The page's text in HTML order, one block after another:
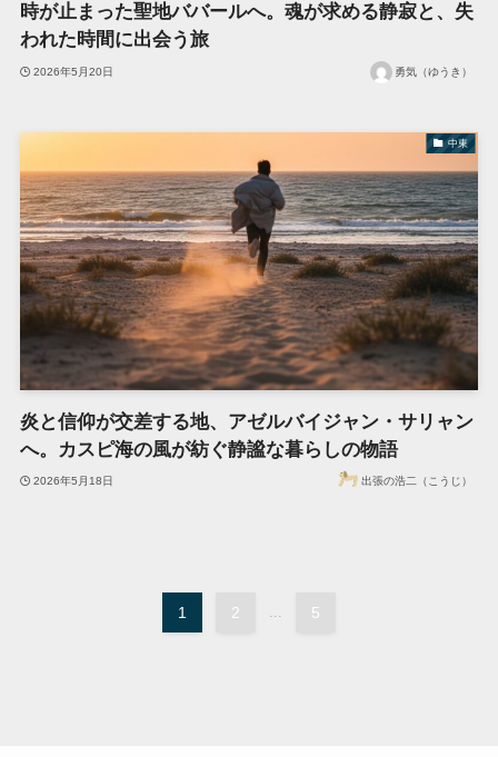
時が止まった聖地ババールへ。魂が求める静寂と、失
われた時間に出会う旅
2026年5月20日 勇気（ゆうき）
中東
炎と信仰が交差する地、アゼルバイジャン・サリャン
へ。カスピ海の風が紡ぐ静謐な暮らしの物語
2026年5月18日 出張の浩二（こうじ）
1 2 5